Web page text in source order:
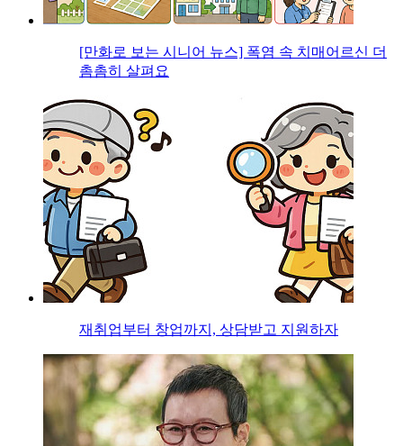
[만화로 보는 시니어 뉴스] 폭염 속 치매어르신 더
촘촘히 살펴요
재취업부터 창업까지, 상담받고 지원하자